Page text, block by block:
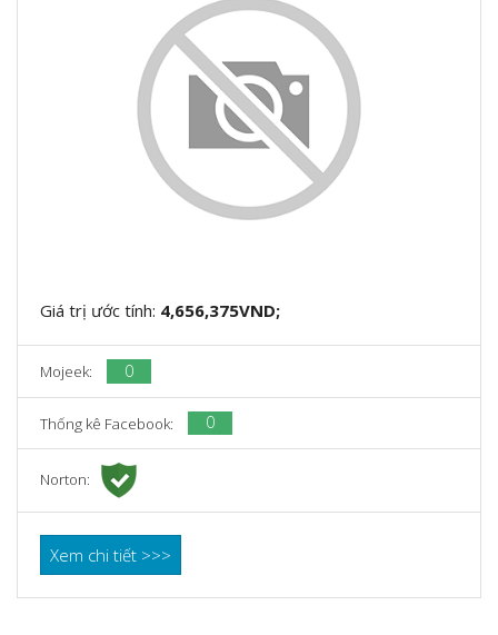
Giá trị ước tính: 4,656,375VND;
Mojeek: 0
Thống kê Facebook: 0
Norton:
Xem chi tiết >>>